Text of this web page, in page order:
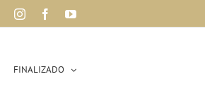
InstagramFacebookYouTube
FINALIZADO